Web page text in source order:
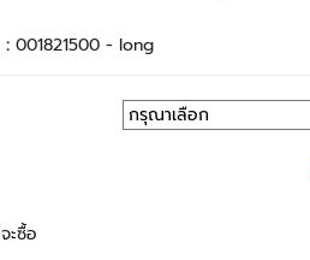
: 001821500 - long
ะซื้อ